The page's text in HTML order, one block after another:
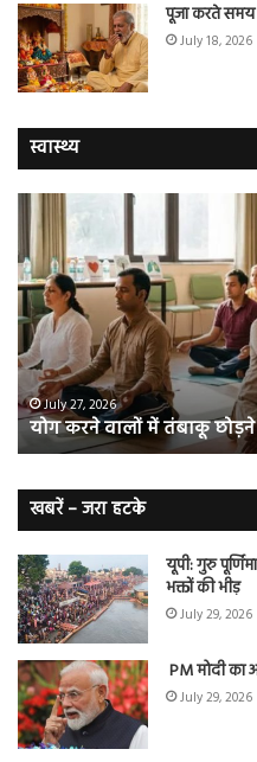
पूजा करते समय
July 18, 2026
स्वास्थ्य
करने
वालों
में
तंबाकू
छोड़ने
की
संभावना
50%
तक
बढ़ी
July 27, 2026
योग करने वालों में तंबाकू
खबरें – जरा हटके
यूपी: गुरु
भक्तों की भीड़
July 29, 2026
PM मोदी का
July 29, 2026